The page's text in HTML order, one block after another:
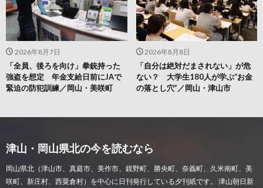
2026年8月8日
「自分は絶対だまされない」が危
ない？ 大学生180人が学ぶ“お金
の落とし穴”／岡山・津山市
2026年8月7日
「全員、後ろを向け」拳銃持った
強盗を想定 年金支給日前にJAで
緊迫の防犯訓練／岡山・美咲町
津山・岡山県北の今を読むなら
岡山県北（津山市、真庭市、美作市、鏡野町、勝央町、奈義町、久米南町、美
咲町、新庄村、西粟倉村）を中心に日刊発行している夕刊紙です。 津山朝日新